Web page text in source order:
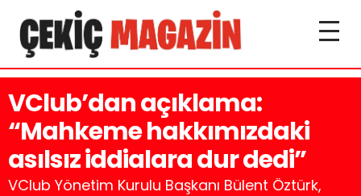
VClub’dan açıklama:
“Mahkeme hakkımızdaki
asılsız iddialara dur dedi”
VClub Yönetim Kurulu Başkanı Bülent Öztürk,